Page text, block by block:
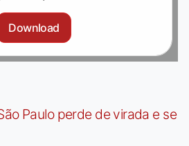
Download
Paulo perde de virada e se